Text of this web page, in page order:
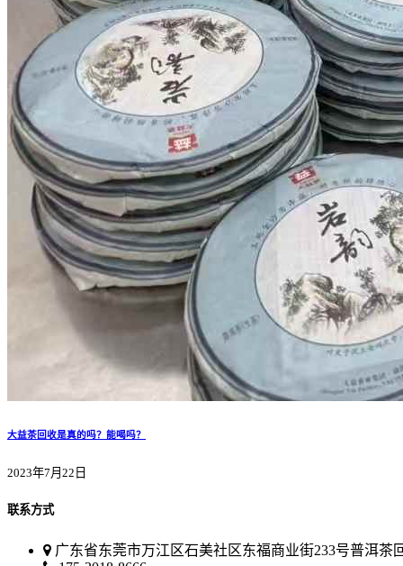
大益茶回收是真的吗？能喝吗？
2023年7月22日
联系方式
广东省东莞市万江区石美社区东福商业街233号普洱茶